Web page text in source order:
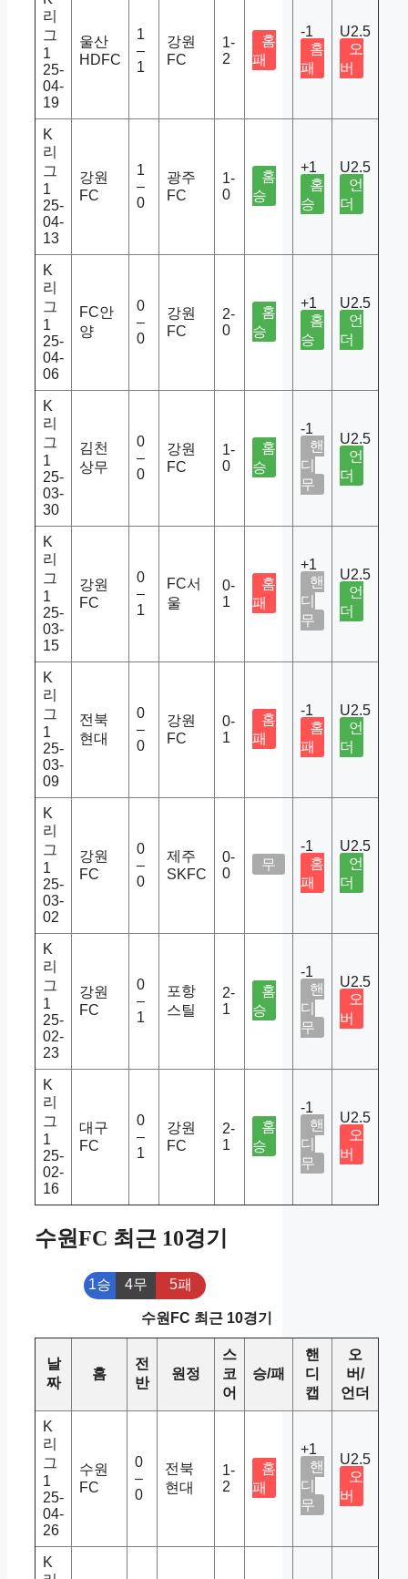
리
그
1
25-
04-
19
울산
HDFC
1
–
1
강원
FC
1-
2
홈
패
-1
홈
패
U2.5
오
버
K
리
그
1
25-
04-
13
강원
FC
1
–
0
광주
FC
1-
0
홈
승
+1
홈
승
U2.5
언
더
K
리
그
1
25-
04-
06
FC안
양
0
–
0
강원
FC
2-
0
홈
승
+1
홈
승
U2.5
언
더
K
리
그
1
25-
03-
30
김천
상무
0
–
0
강원
FC
1-
0
홈
승
-1
핸
디
무
U2.5
언
더
K
리
그
1
25-
03-
15
강원
FC
0
–
1
FC서
울
0-
1
홈
패
+1
핸
디
무
U2.5
언
더
K
리
그
1
25-
03-
09
전북
현대
0
–
0
강원
FC
0-
1
홈
패
-1
홈
패
U2.5
언
더
K
리
그
1
25-
03-
02
강원
FC
0
–
0
제주
SKFC
0-
0
무
-1
홈
패
U2.5
언
더
K
리
그
1
25-
02-
23
강원
FC
0
–
1
포항
스틸
2-
1
홈
승
-1
핸
디
무
U2.5
오
버
K
리
그
1
25-
02-
16
대구
FC
0
–
1
강원
FC
2-
1
홈
승
-1
핸
디
무
U2.5
오
버
수원FC 최근 10경기
1승 4무 5패
수원FC 최근 10경기
날
짜
홈
전
반
원정
스
코
어
승/패
핸
디
캡
오
버/
언더
K
리
그
1
25-
04-
26
수원
FC
0
–
0
전북
현대
1-
2
홈
패
+1
핸
디
무
U2.5
오
버
K